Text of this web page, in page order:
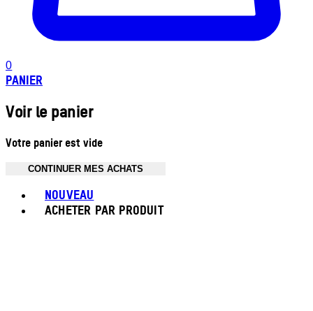
0
PANIER
Voir le panier
Votre panier est vide
CONTINUER MES ACHATS
NOUVEAU
ACHETER PAR PRODUIT